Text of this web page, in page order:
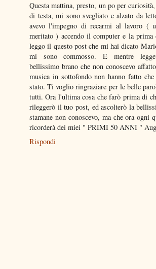
Questa mattina, presto, un po per
di testa, mi sono svegliato e alzato da
avevo l'impegno di recarmi al lavoro (
meritato ) accendo il computer e la prima
leggo il questo post che mi hai dicato
mi sono commosso. E mentre
bellissimo brano che non conoscevo
musica in sottofondo non hanno fatto che
stato. Ti voglio ringraziare per le belle
tutti. Ora l'ultima cosa che farò prima di
rileggerò il tuo post, ed ascolterò la
stamane non conoscevo, ma che ora ogni
ricorderà dei miei " PRIMI 50 ANNI "
Rispondi